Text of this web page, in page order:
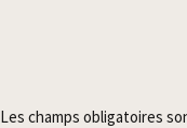
Les champs obligatoires